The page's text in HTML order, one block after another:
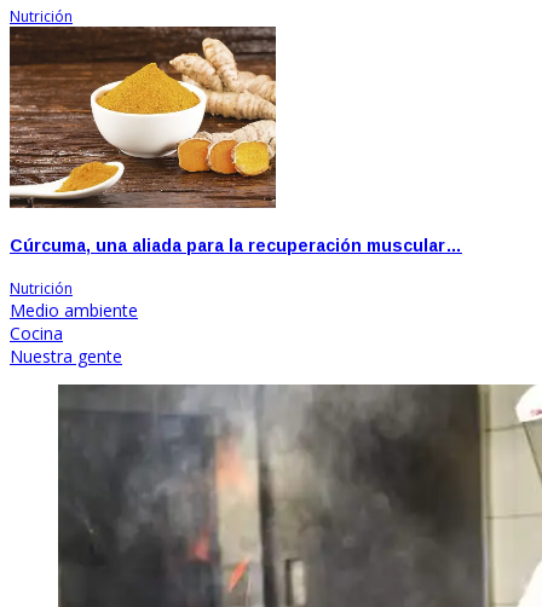
Nutrición
Cúrcuma, una aliada para la recuperación muscular…
Nutrición
Medio ambiente
Cocina
Nuestra gente